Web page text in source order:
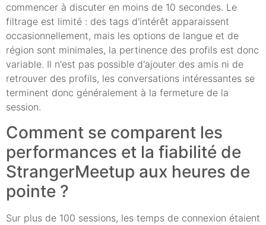
commencer à discuter en moins de 10 secondes. Le
filtrage est limité : des tags d'intérêt apparaissent
occasionnellement, mais les options de langue et de
région sont minimales, la pertinence des profils est donc
variable. Il n'est pas possible d'ajouter des amis ni de
retrouver des profils, les conversations intéressantes se
terminent donc généralement à la fermeture de la
session.
Comment se comparent les
performances et la fiabilité de
StrangerMeetup aux heures de
pointe ?
Sur plus de 100 sessions, les temps de connexion étaient